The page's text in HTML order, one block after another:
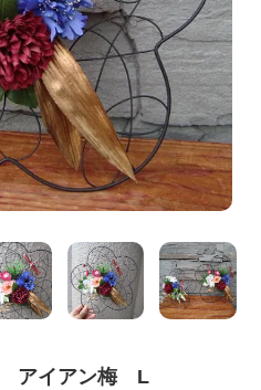
アイアン梅 L